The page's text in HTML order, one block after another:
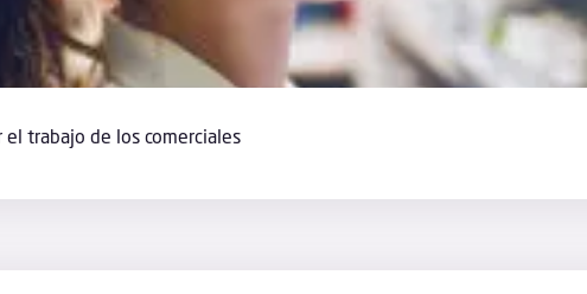
trabajo de los comerciales